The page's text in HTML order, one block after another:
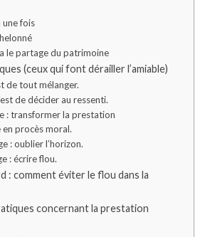
une fois
le partage du patrimoine
(ceux qui font dérailler l’amiable)
de tout mélanger.
de décider au ressenti.
: transformer la prestation
procès moral.
: oublier l’horizon.
: écrire flou.
: comment éviter le flou dans la
concernant la prestation